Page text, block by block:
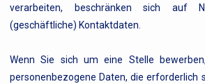
verarbeiten, beschränken sich auf
(geschäftliche) Kontaktdaten.
Wenn Sie sich um eine Stelle
personenbezogene Daten, die erforderlich